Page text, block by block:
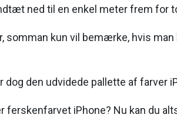
ned til en enkel meter frem for
somman kun vil bemærke, hvis
den udvidede pallette af farver
ferskenfarvet iPhone? Nu kan du